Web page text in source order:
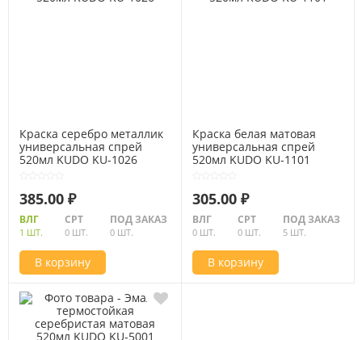
Краска серебро металлик
универсальная спрей
520мл KUDO KU-1026
385.00 ₽
ВЛГ
1 ШТ.
СРТ
0 ШТ.
ПОД ЗАКАЗ
0 ШТ.
В корзину
Краска белая матовая
универсальная спрей
520мл KUDO KU-1101
305.00 ₽
ВЛГ
0 ШТ.
СРТ
0 ШТ.
ПОД ЗАКАЗ
5 ШТ.
В корзину